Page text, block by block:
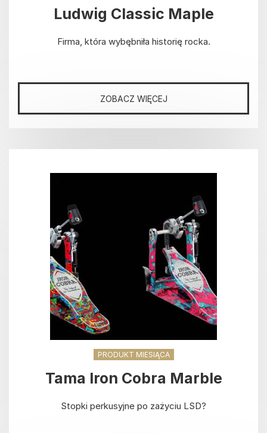
Ludwig Classic Maple
Firma, która wybębniła historię rocka.
ZOBACZ WIĘCEJ
PRODUKT MIESIĄCA
Tama Iron Cobra Marble
Stopki perkusyjne po zażyciu LSD?